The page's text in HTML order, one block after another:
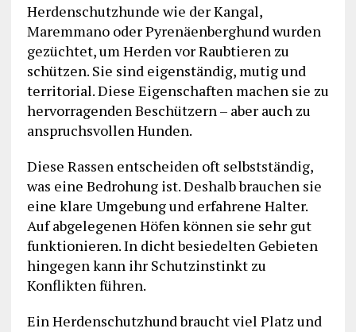
Herdenschutzhunde wie der Kangal,
Maremmano oder Pyrenäenberghund wurden
gezüchtet, um Herden vor Raubtieren zu
schützen. Sie sind eigenständig, mutig und
territorial. Diese Eigenschaften machen sie zu
hervorragenden Beschützern – aber auch zu
anspruchsvollen Hunden.
Diese Rassen entscheiden oft selbstständig,
was eine Bedrohung ist. Deshalb brauchen sie
eine klare Umgebung und erfahrene Halter.
Auf abgelegenen Höfen können sie sehr gut
funktionieren. In dicht besiedelten Gebieten
hingegen kann ihr Schutzinstinkt zu
Konflikten führen.
Ein Herdenschutzhund braucht viel Platz und